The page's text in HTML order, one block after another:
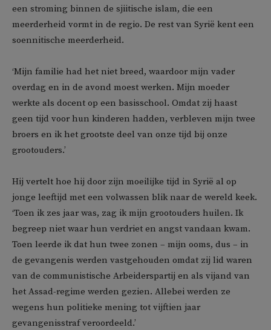
een stroming binnen de sjiitische islam, die een
meerderheid vormt in de regio. De rest van Syrië kent een
soennitische meerderheid.
‘Mijn familie had het niet breed, waardoor mijn vader
overdag en in de avond moest werken. Mijn moeder
werkte als docent op een basisschool. Omdat zij haast
geen tijd voor hun kinderen hadden, verbleven mijn twee
broers en ik het grootste deel van onze tijd bij onze
grootouders.’
Hij vertelt hoe hij door zijn moeilijke tijd in Syrië al op
jonge leeftijd met een volwassen blik naar de wereld keek.
‘Toen ik zes jaar was, zag ik mijn grootouders huilen. Ik
begreep niet waar hun verdriet en angst vandaan kwam.
Toen leerde ik dat hun twee zonen – mijn ooms, dus – in
de gevangenis werden vastgehouden omdat zij lid waren
van de communistische Arbeiderspartij en als vijand van
het Assad-regime werden gezien. Allebei werden ze
wegens hun politieke mening tot vijftien jaar
gevangenisstraf veroordeeld.’